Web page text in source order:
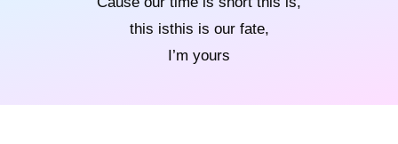
this isthis is our fate,
I’m yours